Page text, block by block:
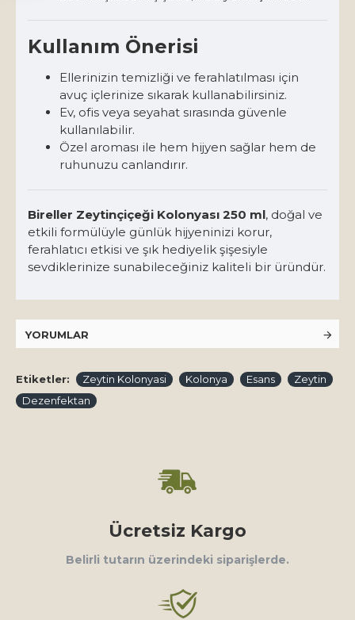
Kullanım Önerisi
Ellerinizin temizliği ve ferahlatılması için
avuç içlerinize sıkarak kullanabilirsiniz.
Ev, ofis veya seyahat sırasında güvenle
kullanılabilir.
Özel aroması ile hem hijyen sağlar hem de
ruhunuzu canlandırır.
Bireller Zeytinçiçeği Kolonyası 250 ml, doğal ve
etkili formülüyle günlük hijyeninizi korur,
ferahlatıcı etkisi ve şık hediyelik şişesiyle
sevdiklerinize sunabileceğiniz kaliteli bir üründür.
YORUMLAR
Etiketler: Zeytin Kolonyasi Kolonya Esans
Zeytin
Dezenfektan
Ücretsiz Kargo
Belirli tutarın üzerindeki siparişlerde.